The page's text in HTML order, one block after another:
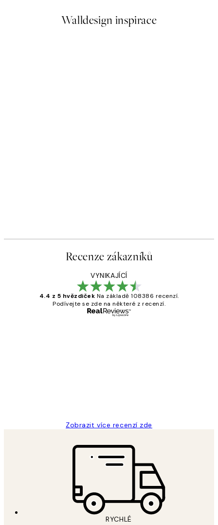
Walldesign inspirace
Recenze zákazníků
VYNIKAJÍCÍ
4.4 z 5 hvězdiček Na základě 108386 recenzí.
Podívejte se zde na některé z recenzí.
Zobrazit více recenzí zde
RYCHLÉ